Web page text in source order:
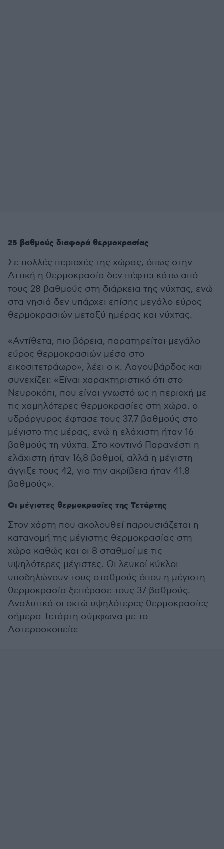
25 βαθμούς διαφορά θερμοκρασίας
Σε πολλές περιοχές της χώρας, όπως στην
Αττική η θερμοκρασία δεν πέφτει κάτω από
τους 28 βαθμούς στη διάρκεια της νύχτας, ενώ
στα νησιά δεν υπάρχει επίσης μεγάλο εύρος
θερμοκρασιών μεταξύ ημέρας και νύχτας.
«Αντίθετα, πιο βόρεια, παρατηρείται μεγάλο
εύρος θερμοκρασιών μέσα στο
εικοσιτετράωρο», λέει ο κ. Λαγουβάρδος και
συνεχίζει: «Είναι χαρακτηριστικό ότι στο
Νευροκόπι, που είναι γνωστό ως η περιοχή με
τις χαμηλότερες θερμοκρασίες στη χώρα, ο
υδράργυρος έφτασε τους 37,7 βαθμούς στο
μέγιστο της μέρας, ενώ η ελάχιστη ήταν 16
βαθμούς τη νύχτα. Στο κοντινό Παρανέστι η
ελάχιστη ήταν 16,8 βαθμοί, αλλά η μέγιστη
άγγιξε τους 42, για την ακρίβεια ήταν 41,8
βαθμούς».
Οι μέγιστες θερμοκρασίες της Τετάρτης
Στον χάρτη που ακολουθεί παρουσιάζεται η
κατανομή της μέγιστης θερμοκρασίας στη
χώρα καθώς και οι 8 σταθμοί με τις
υψηλότερες μέγιστες. Οι λευκοί κύκλοι
υποδηλώνουν τους σταθμούς όπου η μέγιστη
θερμοκρασία ξεπέρασε τους 37 βαθμούς.
Αναλυτικά οι οκτώ υψηλότερες θερμοκρασίες
σήμερα Τετάρτη σύμφωνα με το
Αστεροσκοπείο: